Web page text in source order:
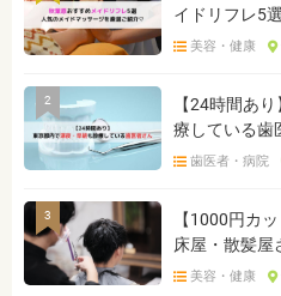
イドリフレ5
美容・健康
2
【24時間あ
療している歯
歯医者・病院
3
【1000円カ
床屋・散髪屋
美容・健康